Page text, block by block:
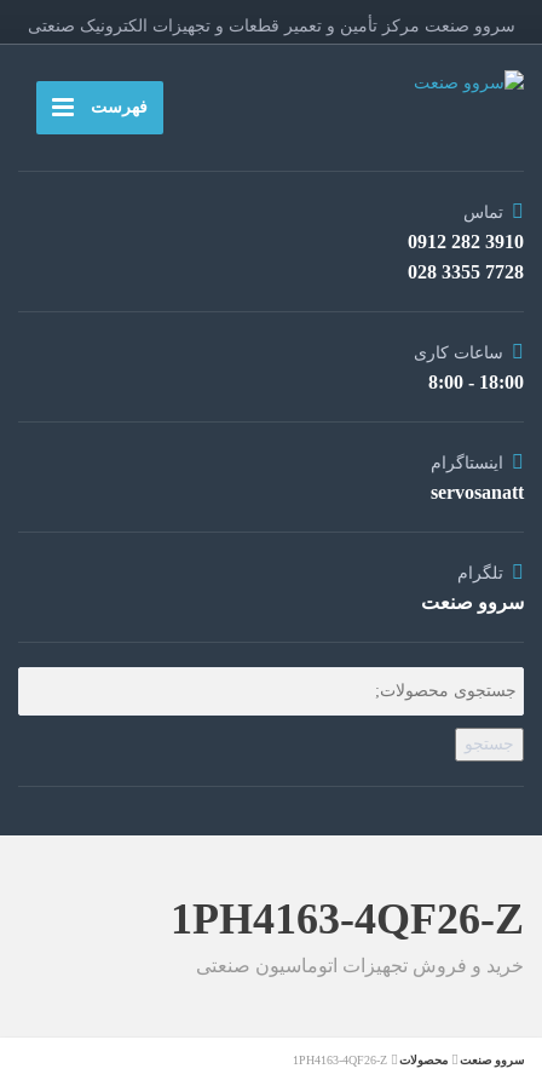
سروو صنعت مرکز تأمین و تعمیر قطعات و تجهیزات الکترونیک صنعتی
فهرست
تماس
3910 282 0912
7728 3355 028
ساعات کاری
18:00 - 8:00
اینستاگرام
servosanatt
تلگرام
سروو صنعت
جستجو
1PH4163-4QF26-Z
خرید و فروش تجهیزات اتوماسیون صنعتی
سروو صنعت محصولات 1PH4163-4QF26-Z